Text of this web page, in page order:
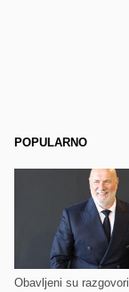
POPULARNO
Obavljeni su razgovori